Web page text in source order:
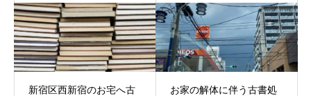
新宿区西新宿のお宅へ古
お家の解体に伴う古書処